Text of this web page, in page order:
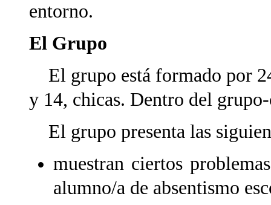
entorno.
El Grupo
El grupo está formado por
y 14, chicas. Dentro del
El grupo presenta las
muestran ciertos
alumno/a de absentismo